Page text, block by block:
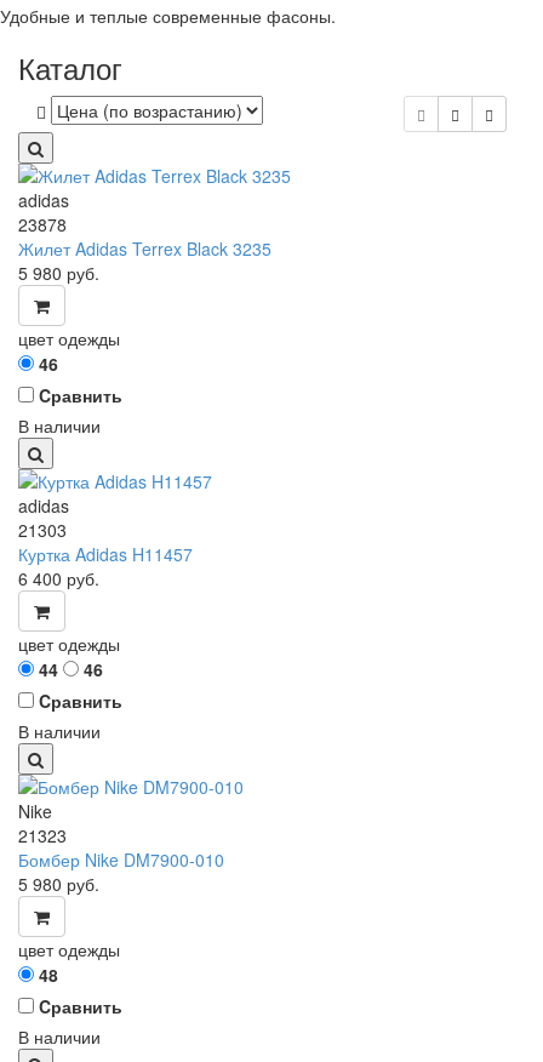
Удобные и теплые современные фасоны.
Каталог
adidas
23878
Жилет Adidas Terrex Black 3235
5 980 руб.
цвет одежды
46
Cравнить
В наличии
adidas
21303
Куртка Adidas H11457
6 400 руб.
цвет одежды
44
46
Cравнить
В наличии
Nike
21323
Бомбер Nike DM7900-010
5 980 руб.
цвет одежды
48
Cравнить
В наличии